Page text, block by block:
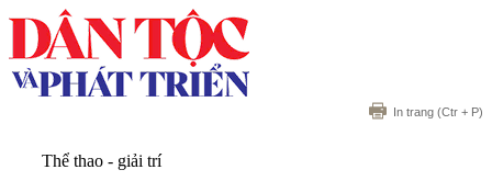
In trang (Ctr + P)
Thể thao - giải trí